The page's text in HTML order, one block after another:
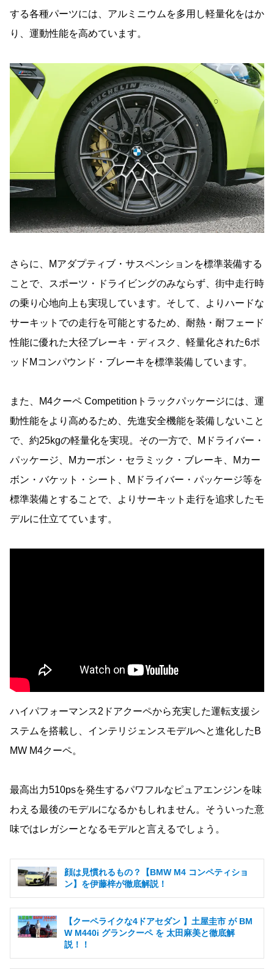
する各種パーツには、アルミニウムを多用し軽量化をはか
り、運動性能を高めています。
さらに、Mアダプティブ・サスペンションを標準装備する
ことで、スポーツ・ドライビングのみならず、街中走行時
の乗り心地向上も実現しています。そして、よりハードな
サーキットでの走行を可能とするため、耐熱・耐フェード
性能に優れた大径ブレーキ・ディスク、軽量化された6ポ
ッドMコンパウンド・ブレーキを標準装備しています。
また、M4クーペ Competitionトラックパッケージには、運
動性能をより高めるため、先進安全機能を装備しないこと
で、約25kgの軽量化を実現。その一方で、Mドライバー・
パッケージ、Mカーボン・セラミック・ブレーキ、Mカー
ボン・バケット・シート、Mドライバー・パッケージ等を
標準装備とすることで、よりサーキット走行を追求したモ
デルに仕立てています。
ハイパフォーマンス2ドアクーペから充実した運転支援シ
ステムを搭載し、インテリジェンスモデルへと進化したB
MW M4クーペ。
最高出力510psを発生するパワフルなピュアエンジンを味
わえる最後のモデルになるかもしれません。そういった意
味ではレガシーとなるモデルと言えるでしょう。
顔は見慣れるもの？【BMW M4 コンペティショ
ン】を伊藤梓が徹底解説！
【クーペライクな4ドアセダン 】土屋圭市 が BM
W M440i グランクーペ を 太田麻美と徹底解
説！！